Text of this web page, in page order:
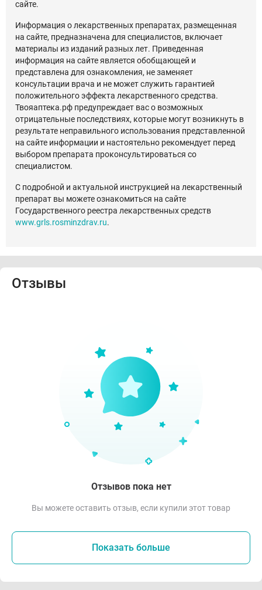
сайте.
Информация о лекарственных препаратах, размещенная
на сайте, предназначена для специалистов, включает
материалы из изданий разных лет. Приведенная
информация на сайте является обобщающей и
представлена для ознакомления, не заменяет
консультации врача и не может служить гарантией
положительного эффекта лекарственного средства.
Твояаптека.рф предупреждает вас о возможных
отрицательные последствиях, которые могут возникнуть в
результате неправильного использования представленной
на сайте информации и настоятельно рекомендует перед
выбором препарата проконсультироваться со
специалистом.
С подробной и актуальной инструкцией на лекарственный
препарат вы можете ознакомиться на сайте
Государственного реестра лекарственных средств
www.grls.rosminzdrav.ru.
Отзывы
Отзывов пока нет
Вы можете оставить отзыв, если купили этот товар
Показать больше